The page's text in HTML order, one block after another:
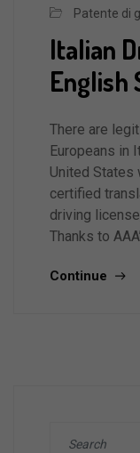
Patente di
Italian
English
There are
Europeans in
United States
certified
driving
Thanks to
Continue